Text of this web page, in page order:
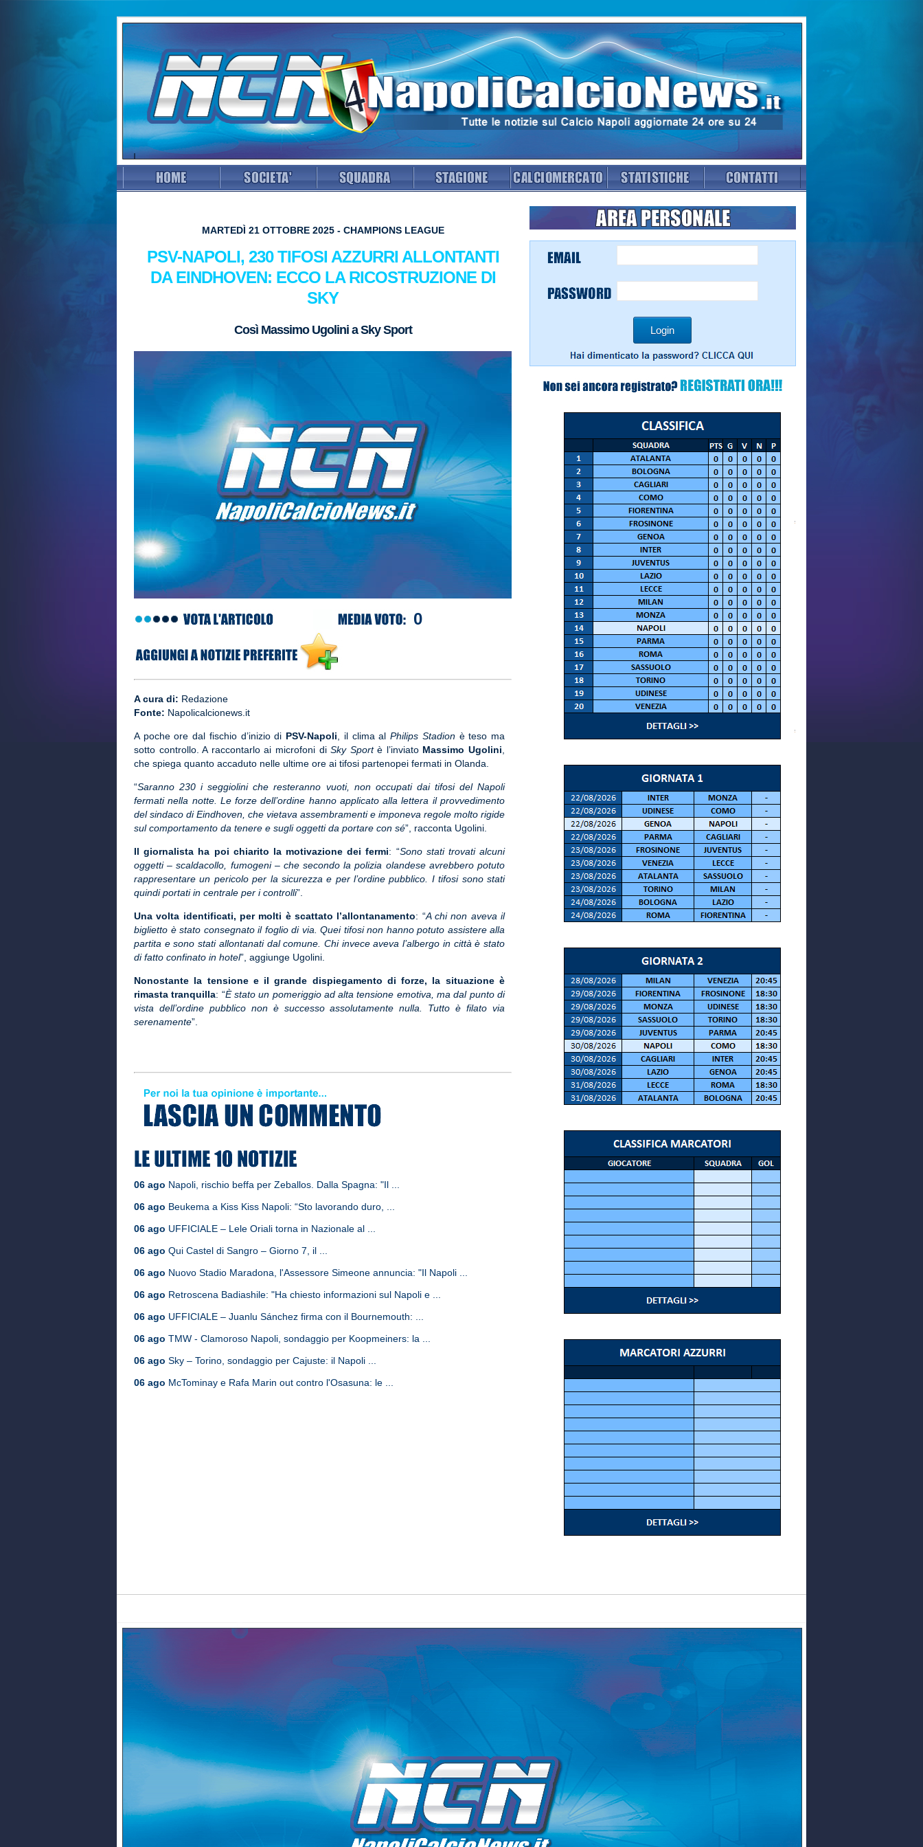
MARTEDÌ 21 OTTOBRE 2025 - CHAMPIONS LEAGUE
PSV-NAPOLI, 230 TIFOSI AZZURRI ALLONTANTI
DA EINDHOVEN: ECCO LA RICOSTRUZIONE DI
SKY
Così Massimo Ugolini a Sky Sport
0
A cura di: Redazione
Fonte: Napolicalcionews.it
A poche ore dal fischio d’inizio di PSV-Napoli , il clima alPhilips Stadion è teso ma
sotto controllo. A raccontarlo ai microfoni diSky Sportè l’inviato Massimo Ugolini
che spiega quanto accaduto nelle ultime ore ai tifosi partenopei fermati in Olanda.
“Saranno 230 i seggiolini che resteranno vuoti, non occupati dai tifosi del Napoli
fermati nella notte. Le forze dell’ordine hanno applicato alla lettera il provvedimento
del sindaco di Eindhoven, che vietava assembramenti e imponeva regole molto rigide
sul comportamento da tenere e sugli oggetti da portare con sé”, racconta Ugolini.
Il giornalista ha poi chiarito la motivazione dei fermi: “Sono stati trovati alcuni
oggetti – scaldacollo, fumogeni – che secondo la polizia olandese avrebbero potuto
rappresentare un pericolo per la sicurezza e per l’ordine pubblico. I tifosi sono stati
quindi portati in centrale per i controlli”.
Una volta identificati, per molti è scattato l’allontanamento: “A chi non aveva il
biglietto è stato consegnato il foglio di via. Quei tifosi non hanno potuto assistere alla
partita e sono stati allontanati dal comune. Chi invece aveva l’albergo in città è stato
di fatto confinato in hotel”, aggiunge Ugolini.
Nonostante la tensione e il grande dispiegamento di forze, la situazione è
rimasta tranquilla: “È stato un pomeriggio ad alta tensione emotiva, ma dal punto di
vista dell’ordine pubblico non è successo assolutamente nulla. Tutto è filato via
serenamente”.
06 ago Napoli, rischio beffa per Zeballos. Dalla Spagna: "Il ...
06 ago Beukema a Kiss Kiss Napoli: “Sto lavorando duro, ...
06 ago UFFICIALE – Lele Oriali torna in Nazionale al ...
06 ago Qui Castel di Sangro – Giorno 7, il ...
06 ago Nuovo Stadio Maradona, l'Assessore Simeone annuncia: "Il Napoli ...
06 ago Retroscena Badiashile: "Ha chiesto informazioni sul Napoli e ...
06 ago UFFICIALE – Juanlu Sánchez firma con il Bournemouth: ...
06 ago TMW - Clamoroso Napoli, sondaggio per Koopmeiners: la ...
06 ago Sky – Torino, sondaggio per Cajuste: il Napoli ...
06 ago McTominay e Rafa Marin out contro l'Osasuna: le ...